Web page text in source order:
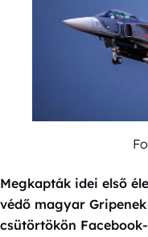
Megkapták idei első
védő magyar
csütörtökön